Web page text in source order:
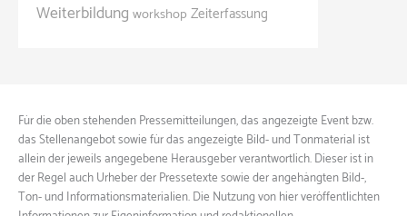
Weiterbildung workshop Zeiterfassung
Für die oben stehenden Pressemitteilungen, das angezeigte Event bzw.
das Stellenangebot sowie für das angezeigte Bild- und Tonmaterial ist
allein der jeweils angegebene Herausgeber verantwortlich. Dieser ist in
der Regel auch Urheber der Pressetexte sowie der angehängten Bild-,
Ton- und Informationsmaterialien. Die Nutzung von hier veröffentlichten